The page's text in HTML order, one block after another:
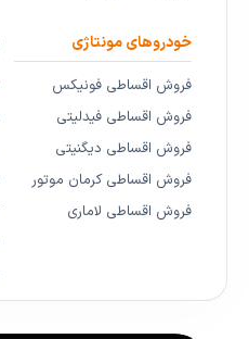
خودروهای مونتاژی
فروش اقساطی فونیکس
فروش اقساطی فیدلیتی
فروش اقساطی دیگنیتی
فروش اقساطی کرمان موتور
فروش اقساطی لاماری